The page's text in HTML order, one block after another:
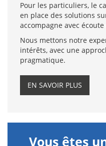
Pour les particuliers, le
en place des solutions
accompagne avec
Nous mettons notre
intérêts, avec une
pragmatique.
EN SAVOIR PLUS
Vous êtes